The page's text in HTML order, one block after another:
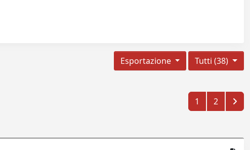
Tutti (38)
Esportazione
1 2